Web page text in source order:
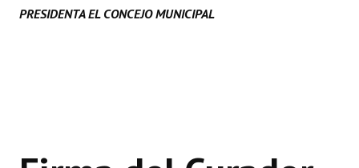
PRESIDENTA EL CONCEJO MUNICIPAL